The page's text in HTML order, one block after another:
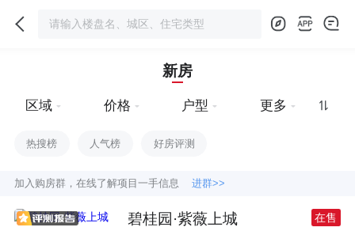
新房
区域 价格 户型 更多
热搜榜 人气榜 好房评测
加入购房群，在线了解项目一手信息 进群>>
碧桂园·紫薇上城 在售